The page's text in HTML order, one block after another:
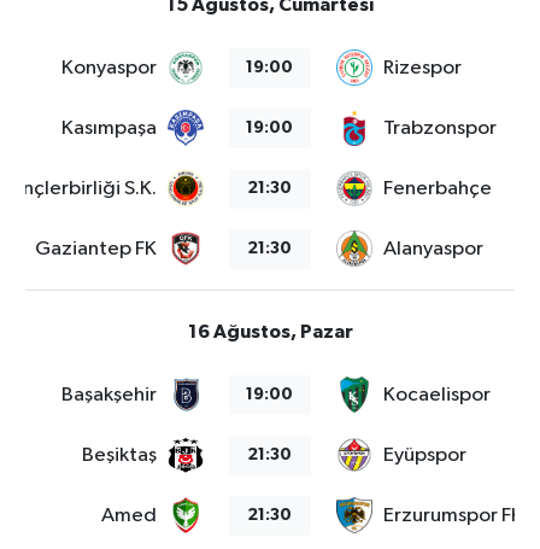
15 Ağustos, Cumartesi
Konyaspor 19:00 Rizespor
Kasımpaşa 19:00 Trabzonspor
S.K. 21:30 Fenerbahçe
Gaziantep FK 21:30 Alanyaspor
16 Ağustos, Pazar
Başakşehir 19:00 Kocaelispor
Beşiktaş 21:30 Eyüpspor
Amed 21:30 Erzurumspor FK